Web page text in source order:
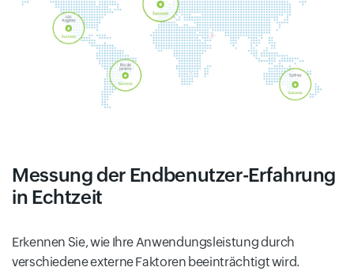
Messung der Endbenutzer-Erfahrung
in Echtzeit
Erkennen Sie, wie Ihre Anwendungsleistung durch
verschiedene externe Faktoren beeinträchtigt wird.